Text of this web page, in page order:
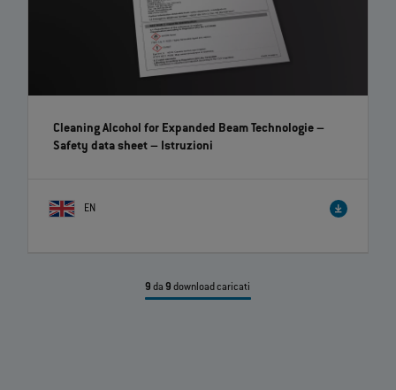
Cleaning Alcohol for Expanded Beam Technologie –
Safety data sheet– Istruzioni
EN
9 da9 download caricati